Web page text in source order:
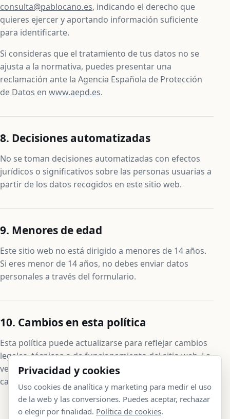
consulta@pablocano.es, indicando el derecho que
quieres ejercer y aportando información suficiente
para identificarte.
Si consideras que el tratamiento de tus datos no se
ajusta a la normativa, puedes presentar una
reclamación ante la Agencia Española de Protección
de Datos en www.aepd.es.
8. Decisiones automatizadas
No se toman decisiones automatizadas con efectos
jurídicos o significativos sobre las personas usuarias a
partir de los datos recogidos en este sitio web.
9. Menores de edad
Este sitio web no está dirigido a menores de 14 años.
Si eres menor de 14 años, no debes enviar datos
personales a través del formulario.
10. Cambios en esta política
Esta política puede actualizarse para reflejar cambios
legales, técnicos o de funcionamiento del sitio web. La
versión publicada en esta página será la vigente en
cada momento.
Privacidad y cookies
Uso cookies de analítica y marketing para medir el uso
de la web y las conversiones. Puedes aceptar, rechazar
o elegir por finalidad. Política de cookies.